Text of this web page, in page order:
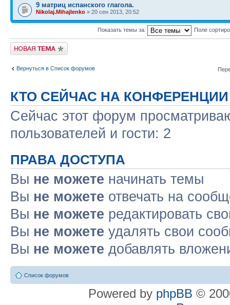
9 матриц испанского глагола.
Nikolaj.Mihajlenko » 20 сен 2013, 20:52
Показать темы за: Поле
Новая тема
Вернуться в Список форумов
КТО СЕЙЧАС НА КОНФЕРЕНЦИИ
Сейчас этот форум
пользователей и гости: 2
ПРАВА ДОСТУПА
Вы не можете начинать темы
Вы не можете отвечать на
Вы не можете редактировать
Вы не можете удалять свои
Вы не можете добавлять
Список форумов
Powered by phpBB ©